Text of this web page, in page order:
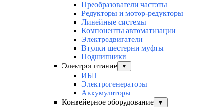
Преобразователи частоты
Редукторы и мотор-редукторы
Линейные системы
Компоненты автоматизации
Электродвигатели
Втулки шестерни муфты
Подшипники
Электропитание
▼
ИБП
Электрогенераторы
Аккумуляторы
Конвейерное оборудование
▼